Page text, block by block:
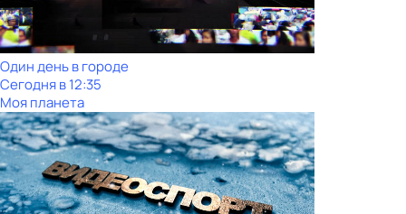
Один день в городе
Сегодня в 12:35
Моя планета